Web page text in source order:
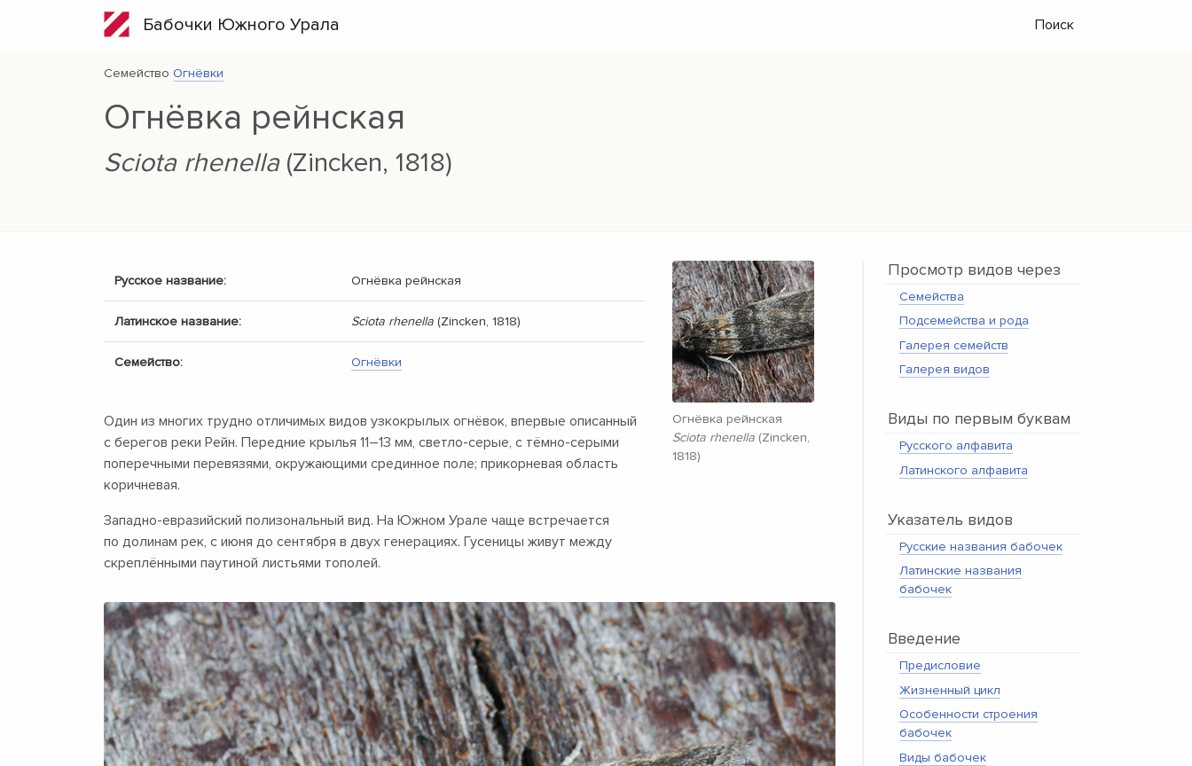
Бабочки Южного Урала Поиск
Семейство Огнёвки
Огнёвка рейнская
Sciota rhenella(Zincken, 1818)
Русское название: Огнёвка рейнская
Латинское название: Sciota rhenella (Zincken, 1818)
Семейство: Огнёвки
Один из многих трудно отличимых видов узкокрылых огнёвок, впервые описанный
с берегов реки Рейн. Передние крылья 11–13 мм, светло-серые, с тёмно-серыми
поперечными перевязями, окружающими срединное поле; прикорневая область
коричневая.
Западно-евразийский полизональный вид. На Южном Урале чаще встречается
по долинам рек, с июня до сентября в двух генерациях. Гусеницы живут между
скреплёнными паутиной листьями тополей.
Огнёвка рейнская
Sciota rhenella (Zincken,
1818)
Просмотр видов через
Семейства
Подсемейства и рода
Галерея семейств
Галерея видов
Виды по первым буквам
Русского алфавита
Латинского алфавита
Указатель видов
Русские названия бабочек
Латинские названия
бабочек
Введение
Предисловие
Жизненный цикл
Особенности строения
бабочек
Виды бабочек